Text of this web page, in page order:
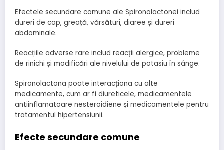
Efectele secundare comune ale Spironolactonei includ
dureri de cap, greață, vărsături, diaree și dureri
abdominale.
Reacțiile adverse rare includ reacții alergice, probleme
de rinichi și modificări ale nivelului de potasiu în sânge.
Spironolactona poate interacționa cu alte
medicamente, cum ar fi diureticele, medicamentele
antiinflamatoare nesteroidiene și medicamentele pentru
tratamentul hipertensiunii.
Efecte secundare comune